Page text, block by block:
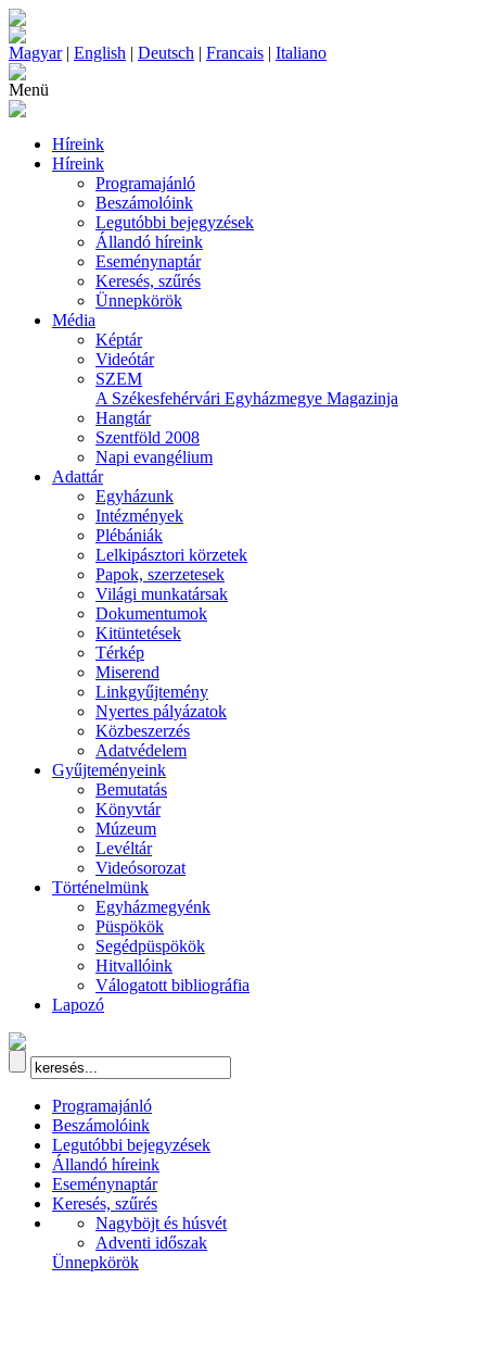
Magyar| English | Deutsch | Francais | Italiano
Menü
Híreink
Híreink
Programajánló
Beszámolóink
Legutóbbi bejegyzések
Állandó híreink
Eseménynaptár
Keresés, szűrés
Ünnepkörök
Média
Képtár
Videótár
SZEM
A Székesfehérvári Egyházmegye Magazinja
Hangtár
Szentföld 2008
Napi evangélium
Adattár
Egyházunk
Intézmények
Plébániák
Lelkipásztori körzetek
Papok, szerzetesek
Világi munkatársak
Dokumentumok
Kitüntetések
Térkép
Miserend
Linkgyűjtemény
Nyertes pályázatok
Közbeszerzés
Adatvédelem
Gyűjteményeink
Bemutatás
Könyvtár
Múzeum
Levéltár
Videósorozat
Történelmünk
Egyházmegyénk
Püspökök
Segédpüspökök
Hitvallóink
Válogatott bibliográfia
Lapozó
Programajánló
Beszámolóink
Legutóbbi bejegyzések
Állandó híreink
Eseménynaptár
Keresés, szűrés
Nagyböjt és húsvét
Adventi időszak
Ünnepkörök